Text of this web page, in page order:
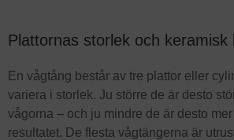
Plattornas storlek och keramisk
En vågtång består av tre plattor eller
variera i storlek. Ju större de är desto
vågorna – och ju mindre de är desto
resultatet. De flesta vågtängerna är